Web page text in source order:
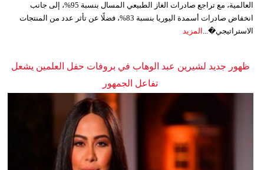
العالمية، مع تراجع صادرات الغاز الطبيعي المسال بنسبة 95%، إلى جانب
انخفاض صادرات أسمدة اليوريا بنسبة 83%، فضلًا عن تأثر عدد من المنتجات
الاستراتيجي�... المزيد
ظهور جديد لشيرين عبد الوهاب في بروفات حفل العلمين يشعل
تفاعل الجمهور